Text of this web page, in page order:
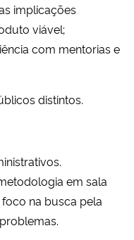
implicações
viável;
com mentorias e
distintos.
em sala
na busca pela